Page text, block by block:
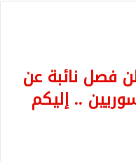
فصل نائبة عن
.. إليكم